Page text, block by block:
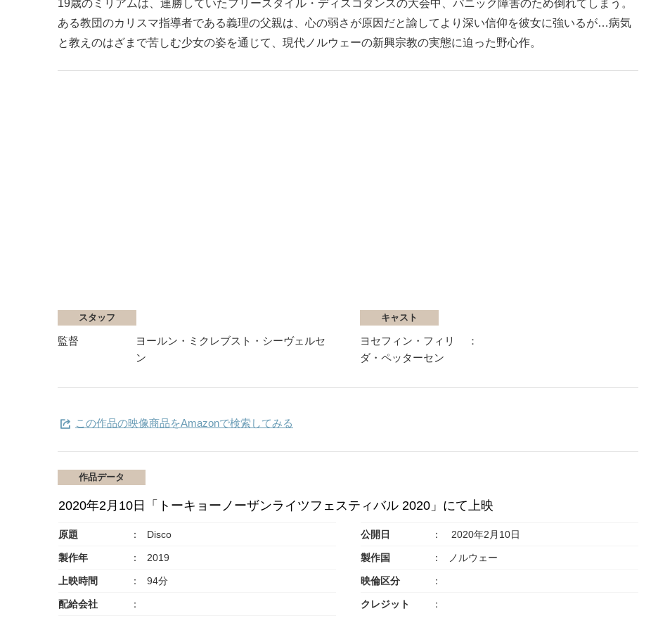
19歳のミリアムは、連勝していたフリースタイル・ディスコダンスの大会中、パニック障害のため倒れてしまう。
ある教団のカリスマ指導者である義理の父親は、心の弱さが原因だと諭してより深い信仰を彼女に強いるが…病気
と教えのはざまで苦しむ少女の姿を通じて、現代ノルウェーの新興宗教の実態に迫った野心作。
スタッフ
監督
ヨールン・ミクレブスト・シーヴェルセ
ン
キャスト
ヨセフィン・フィリ
ダ・ペッターセン
この作品の映像商品をAmazonで検索してみる
作品データ
2020年2月10日「トーキョーノーザンライツフェスティバル 2020」にて上映
原題 Disco 公開日 2020年2月10日
製作年 2019 製作国 ノルウェー
上映時間 94分 映倫区分
配給会社 クレジット